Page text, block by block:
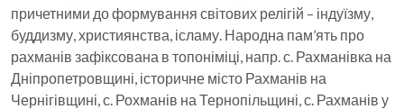
причетними до формування світових релігій – індуїзму,
буддизму, християнства, ісламу. Народна пам’ять про
рахманів зафіксована в топоніміці, напр. с. Рахманівка на
Дніпропетровщині, історичне місто Рахманів на
Чернігівщині, с. Рохманів на Тернопільщині, с. Рахманів у